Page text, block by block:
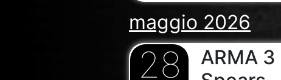
maggio 2026
28
ARMA